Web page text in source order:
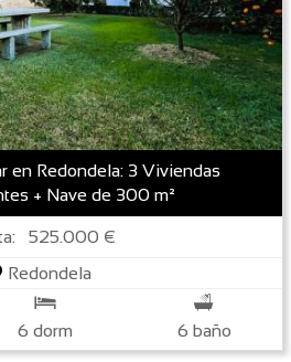
en Redondela: 3 Viviendas
+ Nave de 300 m²
525.000 €
Redondela
6 dorm 6 baño